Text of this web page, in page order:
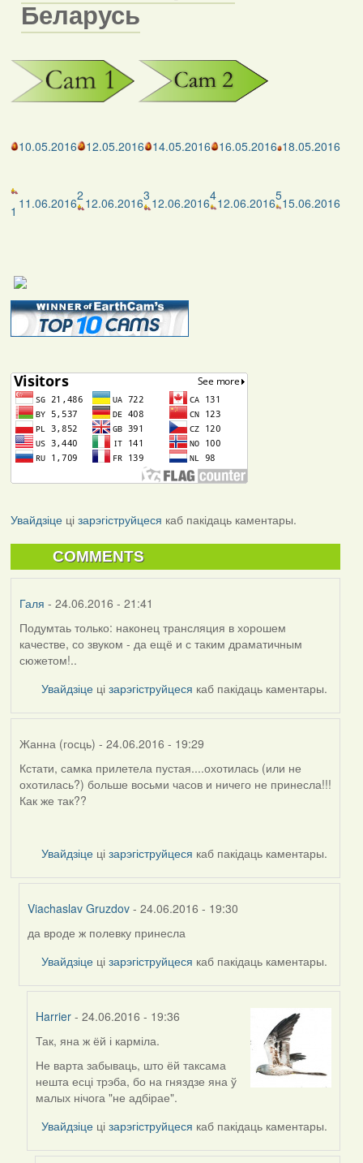
Беларусь
10.05.2016 12.05.2016 14.05.2016 16.05.2016 18.05.2016
1 11.06.20162 12.06.20163 12.06.2016412.06.2016515.06.2016
Увайдзіцеці зарэгіструйцеся каб пакідаць каментары.
COMMENTS
Галя - 24.06.2016 - 21:41
Подумтаь только: наконец трансляция в хорошем
качестве, со звуком - да ещё и с таким драматичным
сюжетом!..
Увайдзіце цізарэгіструйцеся каб пакідаць каментары.
Жанна (госць) - 24.06.2016 - 19:29
Кстати, самка прилетела пустая....охотилась (или не
охотилась?) больше восьми часов и ничего не принесла!!!
Как же так??
Увайдзіце цізарэгіструйцеся каб пакідаць каментары.
Viachaslav Gruzdov - 24.06.2016 - 19:30
In
reply
by
(госць)
да вроде ж полевку принесла
Увайдзіце цізарэгіструйцеся каб пакідаць каментары.
Harrier - 24.06.2016 - 19:36
In
reply
to
by
Gruzdov
Так, яна ж ёй і карміла.
Не варта забываць, што ёй таксама
нешта есці трэба, бо на гняздзе яна ў
малых нічога "не адбірае".
Увайдзіце цізарэгіструйцеся каб пакідаць каментары.